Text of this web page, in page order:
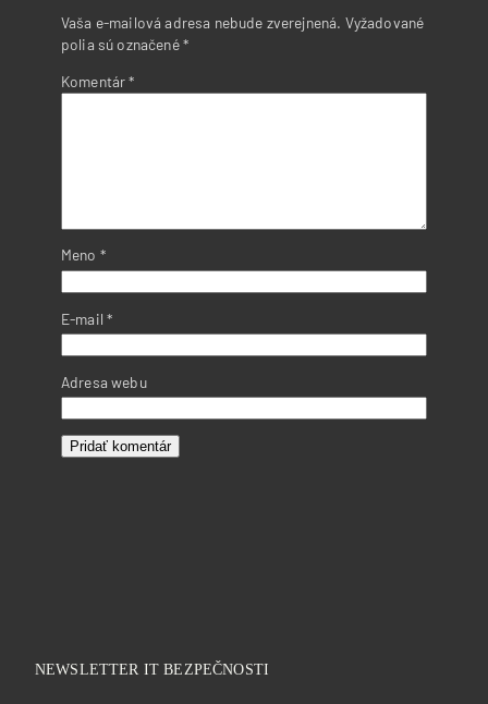
Vaša e-mailová adresa nebude zverejnená. Vyžadované
polia sú označené*
Komentár*
Meno *
E-mail*
Adresa webu
NEWSLETTER IT BEZPEČNOSTI